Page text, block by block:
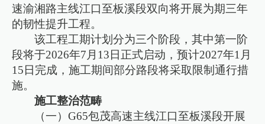
速渝湘路主线江口至板溪段双向将开展为期三年
的韧性提升工程。
该工程工期计划分为三个阶段，其中第一阶
段将于2026年7月13日正式启动，预计2027年1月
15日完成，施工期间部分路段将采取限制通行措
施。
施工整治范畴
（一）G65包茂高速主线江口至板溪段开展